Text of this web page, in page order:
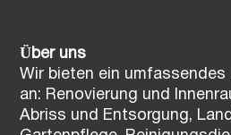
Über uns
Wir bieten ein
an: Renovierung und
Abriss und Entsorgung,